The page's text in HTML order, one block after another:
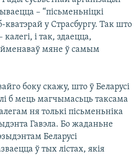
– “пісьменьніцкі
кватэрай у Страсбургу. Так што
і так, здаецца,
мяне ў самым
боку скажу, што ў Беларусі
б мець магчымасьць таксама
ня толькі пісьменьніка
Гавэла. Бо жаданьне
Беларусі
ў тых лістах, якія